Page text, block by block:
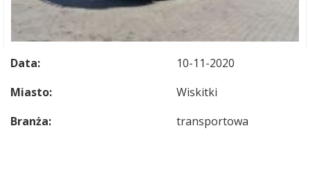
Data:
10-11-2020
Miasto:
Wiskitki
Branża:
transportowa